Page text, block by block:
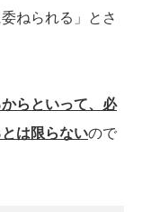
ねられる」とさ
らといって、必
は限らないので